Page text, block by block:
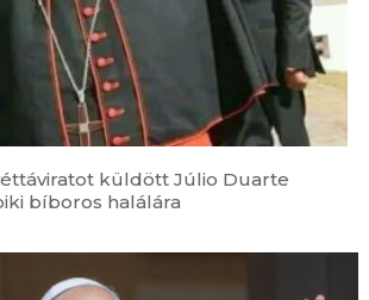
küldött Júlio Duarte
bíboros halálára